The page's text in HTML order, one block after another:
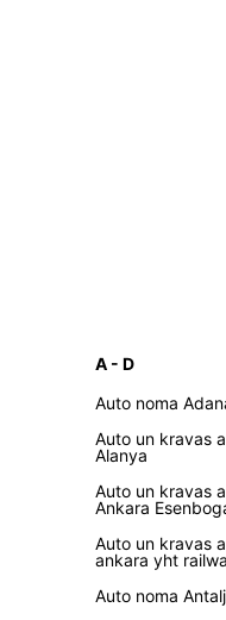
A - D
Auto noma
Auto un kravas
Alanya
Auto un kravas
Ankara
Auto un kravas
ankara yht
Auto noma